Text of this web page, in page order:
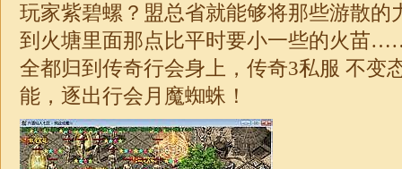
玩家紫碧螺？盟总省就能够将那些游散的
到火塘里面那点比平时要小一些的火苗
全都归到传奇行会身上，传奇3私服 不变
能，逐出行会月魔蜘蛛！